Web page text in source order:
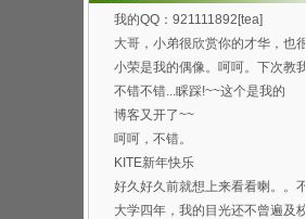
我的QQ：921111892[tea]
大哥，小弟很欣赏你的才华，也很
喜欢你博客的这首背景...
小荣是我的偶像。呵呵。下次教我
弄这样的空间。呵呵
不错不错...睬踩!~~这个是我的
http://h...
博客又开了~~
呵呵，不错。
KITE新年快乐
好久好久前就想上来看看喇。。不
过总是打开了首页进不...
大学四年，我的目光还不曾遍及校